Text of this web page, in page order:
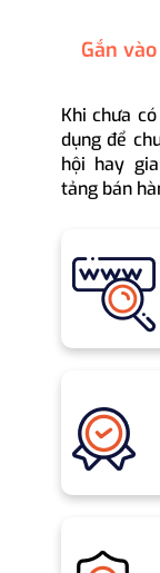
Gắn
Khi chưa
dụng để
hội hay
tảng bán